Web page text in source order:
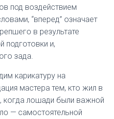
под воздействием
“вперед” означает
в результате
подготовки и,
зада.
карикатуру на
мастера тем, кто жил в
когда лошади были важной
— самостоятельной